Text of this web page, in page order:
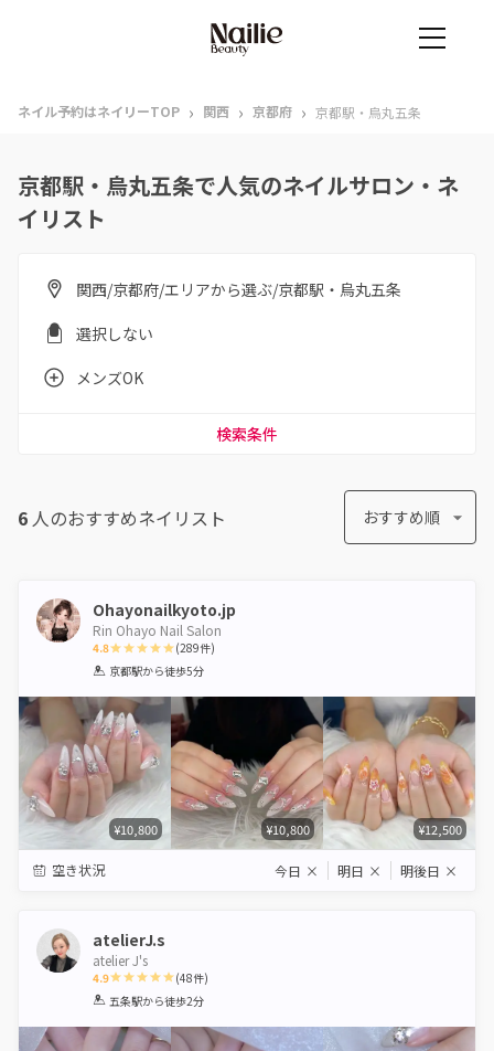
ネイル予約はネイリーTOP › 関西 › 京都府 › 京都駅・烏丸五条
京都駅・烏丸五条で人気のネイルサロン・ネ
イリスト
関西/京都府/エリアから選ぶ/京都駅・烏丸五条
選択しない
メンズOK
検索条件
6 人のおすすめネイリスト おすすめ順
Ohayonailkyoto.jp
Rin Ohayo Nail Salon
4.8
1 2 3 4 5
(289件)
京都駅から徒歩5分
¥10,800 ¥10,800 ¥12,500
空き状況 今日 × 明日 × 明後日 ×
atelierJ.s
atelier J's
4.9
1 2 3 4 5
(48件)
五条駅から徒歩2分